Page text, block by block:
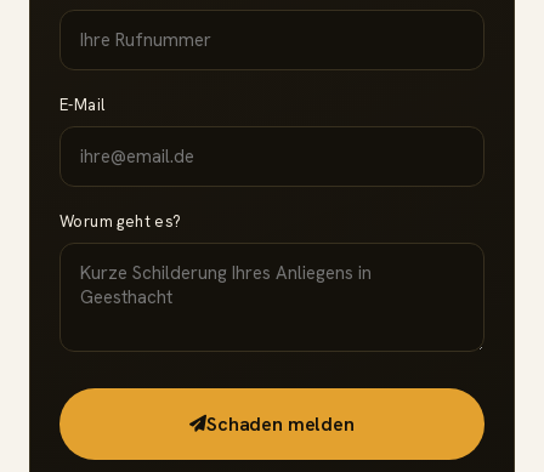
E-Mail
Worum geht es?
Schaden melden